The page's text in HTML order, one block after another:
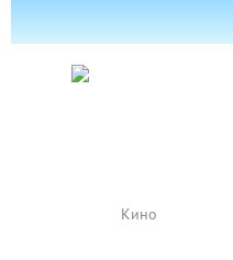
Кино